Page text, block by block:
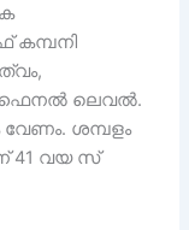
കമ്പനി
ഫൈനൽ ലെവൽ.
ശമ്പളം
ന് 41 വയ സ്